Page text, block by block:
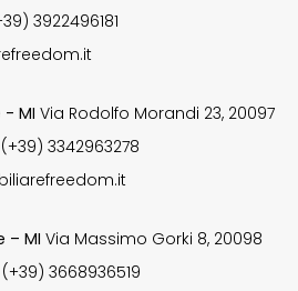
3922496181
- MI Via Rodolfo Morandi 23, 20097
3342963278
– MI Via Massimo Gorki 8, 20098
3668936519